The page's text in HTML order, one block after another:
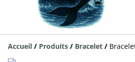
Accueil / Produits / Bracelet /